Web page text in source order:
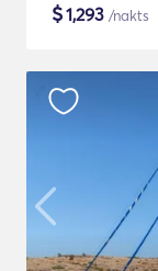
$1,293 /nakts